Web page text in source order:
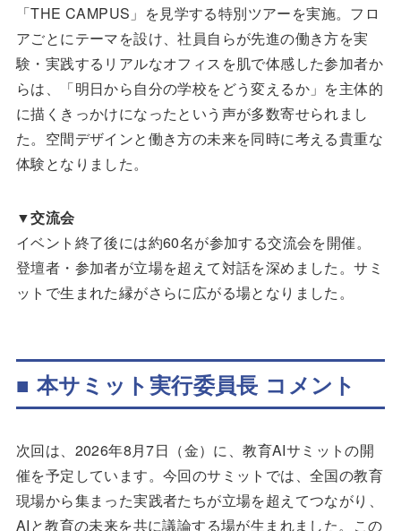
「THE CAMPUS」を見学する特別ツアーを実施。フロ
アごとにテーマを設け、社員自らが先進の働き方を実
験・実践するリアルなオフィスを肌で体感した参加者か
らは、「明日から自分の学校をどう変えるか」を主体的
に描くきっかけになったという声が多数寄せられまし
た。空間デザインと働き方の未来を同時に考える貴重な
体験となりました。
▼交流会
イベント終了後には約60名が参加する交流会を開催。
登壇者・参加者が立場を超えて対話を深めました。サミ
ットで生まれた縁がさらに広がる場となりました。
■ 本サミット実行委員長 コメント
次回は、2026年8月7日（金）に、教育AIサミットの開
催を予定しています。今回のサミットでは、全国の教育
現場から集まった実践者たちが立場を超えてつながり、
AIと教育の未来を共に議論する場が生まれました。この